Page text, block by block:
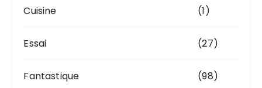
Cuisine (1)
Essai (27)
Fantastique (98)